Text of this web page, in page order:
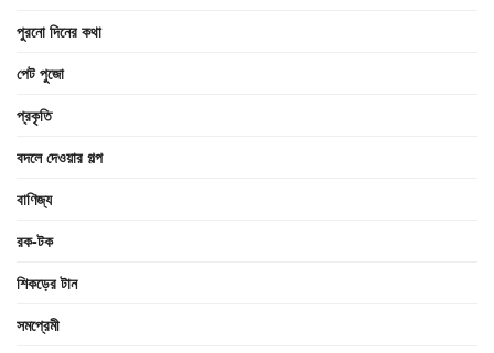
পুরনো দিনের কথা
পেট পুজো
প্রকৃতি
বদলে দেওয়ার গল্প
বাণিজ্য
রক-টক
শিকড়ের টান
সমপ্রেমী